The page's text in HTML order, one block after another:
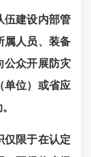
伍建设内部管
属人员、装备
公众开展防灾
单位）或省应
限于在认定